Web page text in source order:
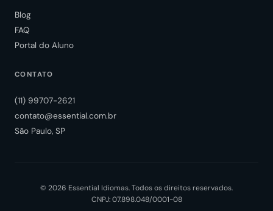
Blog
FAQ
Portal do Aluno
CONTATO
(11) 99707-2621
contato@essential.com.br
São Paulo, SP
© 2026 Essential Idiomas. Todos os direitos reservados.
CNPJ: 07.898.048/0001-08